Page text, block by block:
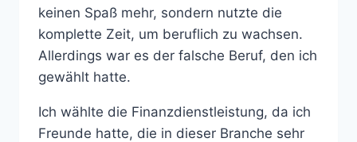
keinen Spaß mehr, sondern nutzte die
komplette Zeit, um beruflich zu wachsen.
Allerdings war es der falsche Beruf, den ich
gewählt hatte.
Ich wählte die Finanzdienstleistung, da ich
Freunde hatte, die in dieser Branche sehr